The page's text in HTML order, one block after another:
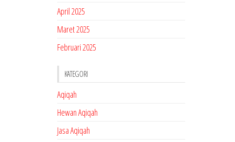
April 2025
Maret 2025
Februari 2025
KATEGORI
Aqiqah
Hewan Aqiqah
Jasa Aqiqah